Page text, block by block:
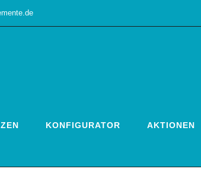
KONFIGURATOR AKTIONEN